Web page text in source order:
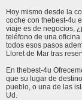
Hoy mismo desde la
coche con thebest-4u
viaje es de negocios,
teléfono de una
todos esos pasos
Lloret de Mar tras
En thebest-4u
que su lugar de
pueblo, o una de las
Ud.